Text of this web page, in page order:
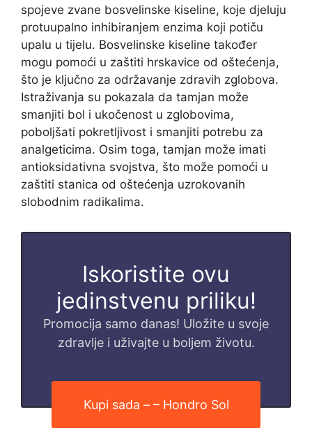
spojeve zvane bosvelinske kiseline, koje djeluju
protuupalno inhibiranjem enzima koji potiču
upalu u tijelu. Bosvelinske kiseline također
mogu pomoći u zaštiti hrskavice od oštećenja,
što je ključno za održavanje zdravih zglobova.
Istraživanja su pokazala da tamjan može
smanjiti bol i ukočenost u zglobovima,
poboljšati pokretljivost i smanjiti potrebu za
analgeticima. Osim toga, tamjan može imati
antioksidativna svojstva, što može pomoći u
zaštiti stanica od oštećenja uzrokovanih
slobodnim radikalima.
Iskoristite ovu
jedinstvenu priliku!
Promocija samo danas! Uložite u svoje
zdravlje i uživajte u boljem životu.
Kupi sada – – Hondro Sol